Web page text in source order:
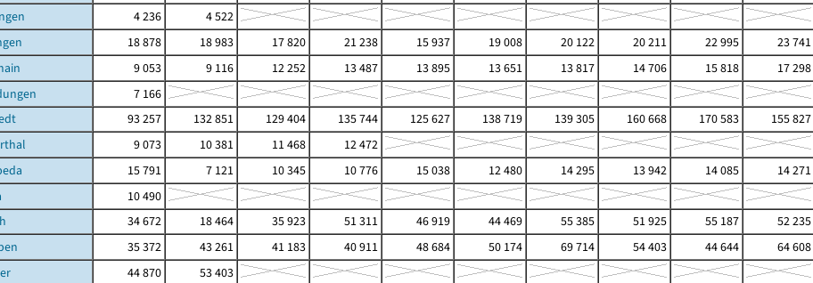
4 236
4 522
18 878 18 983 17 820 21 238 15 937 19 008 20 122 20 211 22 995
23 741
9 053 9 116 12 252 13 487 13 895 13 651 13 817 14 706 15 818
17 298
7 166
93 257 132 851 129 404 135 744 125 627 138 719 139 305 160 668 170 583
155 827
9 073 10 381 11 468
12 472
15 791 7 121 10 345 10 776 15 038 12 480 14 295 13 942 14 085
14 271
10 490
34 672 18 464 35 923 51 311 46 919 44 469 55 385 51 925 55 187
52 235
35 372 43 261 41 183 40 911 48 684 50 174 69 714 54 403 44 644
64 608
44 870
53 403